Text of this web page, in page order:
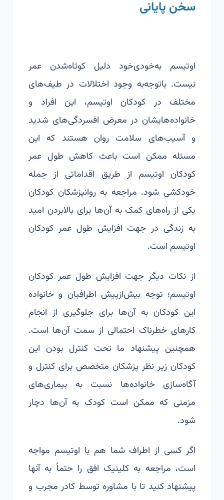
سخن پایانی
اوتیسم به‌خودی‌خود دلیل کوتاه‌شدن عمر
نیست. باتوجه‌به وجود اختلالات در طیف‌های
مختلف در کودکان اوتیسم، این افراد و
خانواده‌هایشان در معرض افسردگی‌های شدید
و آسیب‌های سلامت روان هستند که این
مسئله ممکن است باعث کاهش طول عمر
کودکان اوتیسم از طریق اقداماتی از جمله
خودکشی شود. مراجعه به روانپزشکان کودکان
یکی از راه‌های کمک به آن‌ها برای بالابردن امید
به زندگی در جهت افزایش طول عمر کودکان
اوتیسم است.
از نکات دیگر جهت افزایش طول عمر کودکان
اوتیسم؛ توجه بیش‌ازپیش اطرافیان و خانواده
این کودکان به آن‌ها برای جلوگیری از انجام
کارهای خطرناک احتمالی از سمت آن‌ها است.
همچنین پیشنهاد ما تحت کنترل بودن این
کودکان زیر نظر پزشکان متخصص برای کنترل و
آگاه‌سازی خانواده‌ها نسبت به بیماری‌های
مزمنی که ممکن است کودک به آن‌ها دچار
شود.
اگر کسی از اطراف شما هم با اوتیسم مواجه
است، مراجعه بهکلینیک افق را حتماً به آنها
پیشنهاد کنید تا با مشاوره توسط کادر مجرب و